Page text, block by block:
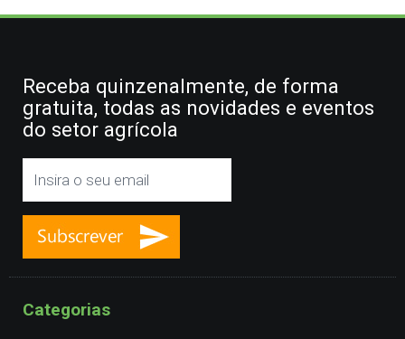
Receba quinzenalmente, de forma
gratuita, todas as novidades e eventos
do setor agrícola
Categorias